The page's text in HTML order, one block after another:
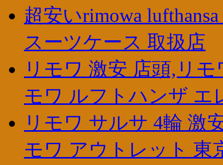
超安いrimowa
スーツケース 取扱店
リモワ 激安 店頭,リ
モワ ルフトハンザ エ
リモワ サルサ 4輪 激
モワ アウトレット 東